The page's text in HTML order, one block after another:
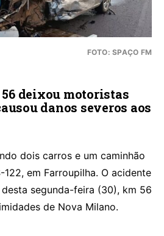
FOTO: SPAÇO FM
deixou motoristas
danos severos aos
dois carros e um caminhão
em Farroupilha. O acidente
segunda-feira (30), km 56
de Nova Milano.